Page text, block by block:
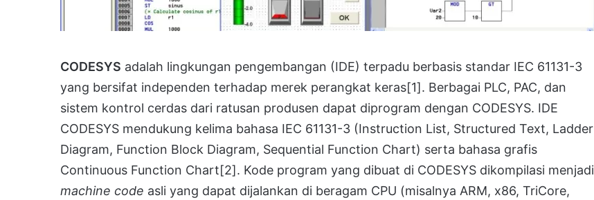
CODESYS adalah lingkungan pengembangan (IDE) terpadu berbasis standar IEC 61131-3
yang bersifat independen terhadap merek perangkat keras[1]. Berbagai PLC, PAC, dan
sistem kontrol cerdas dari ratusan produsen dapat diprogram dengan CODESYS. IDE
CODESYS mendukung kelima bahasa IEC 61131-3 (Instruction List, Structured Text, Ladder
Diagram, Function Block Diagram, Sequential Function Chart) serta bahasa grafis
Continuous Function Chart[2]. Kode program yang dibuat di CODESYS dikompilasi menjadi
machine code asli yang dapat dijalankan di beragam CPU (misalnya ARM, x86, TriCore,